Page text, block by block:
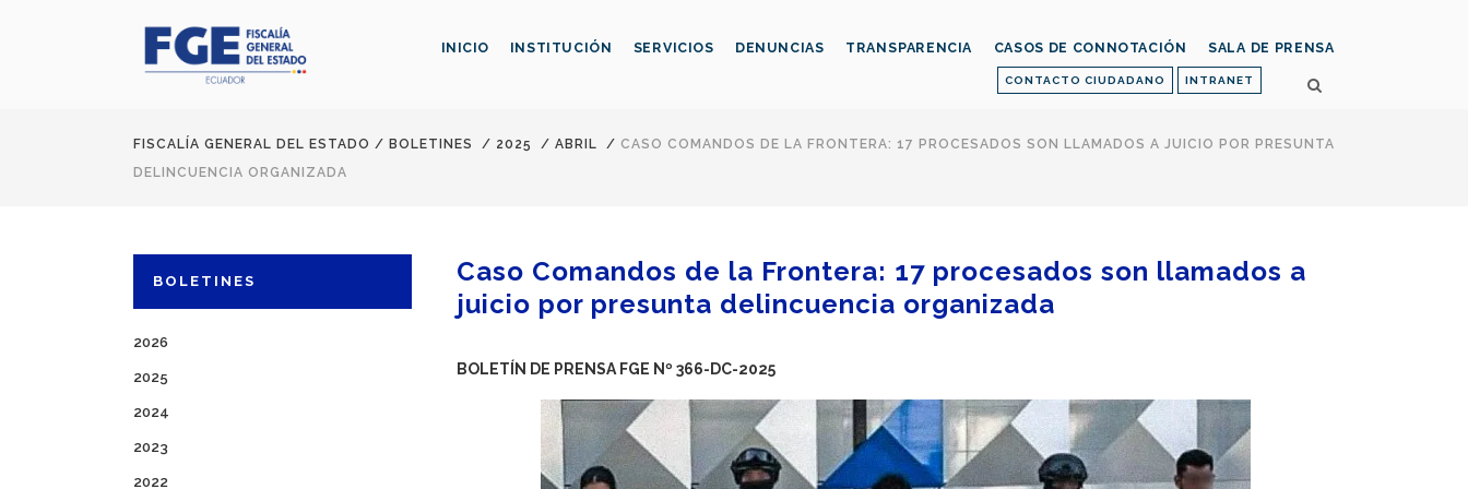
CONTACTO CIUDADANO INTRANET
INICIO INSTITUCIÓN SERVICIOS DENUNCIAS TRANSPARENCIA CASOS DE CONNOTACIÓN SALA DE PRENSA
FISCALÍA GENERAL DEL ESTADO / BOLETINES / 2025 / ABRIL / CASO COMANDOS DE LA FRONTERA: 17 PROCESADOS SON LLAMADOS A JUICIO POR PRESUNTA
DELINCUENCIA ORGANIZADA
BOLETINES
2026
2025
2024
2023
2022
Caso Comandos de la Frontera: 17 procesados son llamados a
juicio por presunta delincuencia organizada
BOLETÍN DE PRENSA FGE Nº 366-DC-2025